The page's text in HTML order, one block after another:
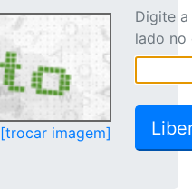
[trocar imagem]
Digite
lado no